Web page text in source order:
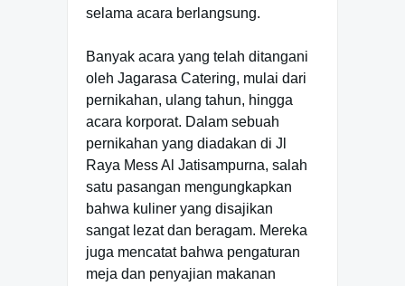
selama acara berlangsung.
Banyak acara yang telah ditangani
oleh Jagarasa Catering, mulai dari
pernikahan, ulang tahun, hingga
acara korporat. Dalam sebuah
pernikahan yang diadakan di Jl
Raya Mess Al Jatisampurna, salah
satu pasangan mengungkapkan
bahwa kuliner yang disajikan
sangat lezat dan beragam. Mereka
juga mencatat bahwa pengaturan
meja dan penyajian makanan